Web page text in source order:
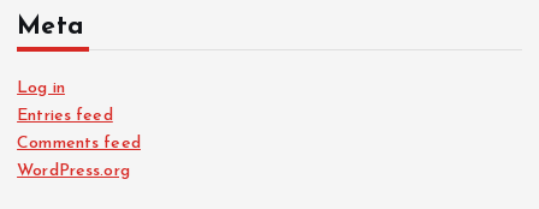
Meta
Log in
Entries feed
Comments feed
WordPress.org